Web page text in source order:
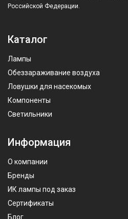
Российской Федерации.
Каталог
Лампы
Обеззараживание воздуха
Ловушки для насекомых
Компоненты
Светильники
Информация
О компании
Бренды
ИК лампы под заказ
Сертификаты
Блог